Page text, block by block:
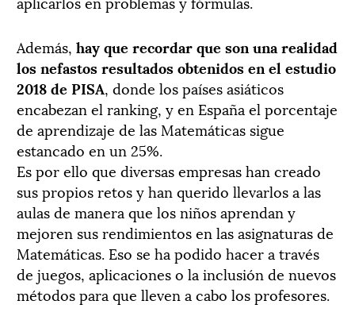
Además, hay que recordar que son una realidad
los nefastos resultados obtenidos en el estudio
2018 de PISA, donde los países asiáticos
encabezan el ranking, y en España el porcentaje
de aprendizaje de las Matemáticas sigue
estancado en un 25%.
Es por ello que diversas empresas han creado
sus propios retos y han querido llevarlos a las
aulas de manera que los niños aprendan y
mejoren sus rendimientos en las asignaturas de
Matemáticas. Eso se ha podido hacer a través
de juegos, aplicaciones o la inclusión de nuevos
métodos para que lleven a cabo los profesores.